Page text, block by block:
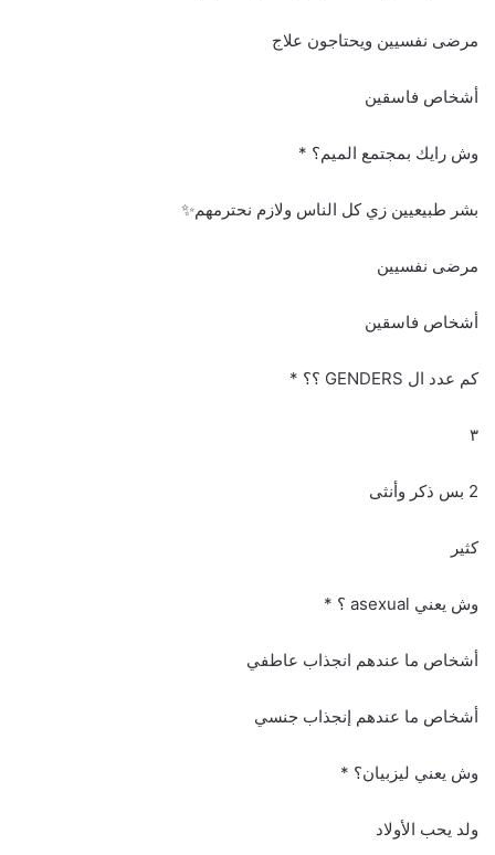
مرضى نفسيين ويحتاجون علاج
أشخاص فاسقين
وش رايك بمجتمع الميم؟ *
بشر طبيعيين زي كل الناس ولازم نحترمهم✨
مرضى نفسيين
أشخاص فاسقين
كم عدد ال GENDERS ؟؟ *
٣
2 بس ذكر وأنثى
كثير
وش يعني asexual ؟ *
أشخاص ما عندهم انجذاب عاطفي
أشخاص ما عندهم إنجذاب جنسي
وش يعني ليزبيان؟ *
ولد يحب الأولاد